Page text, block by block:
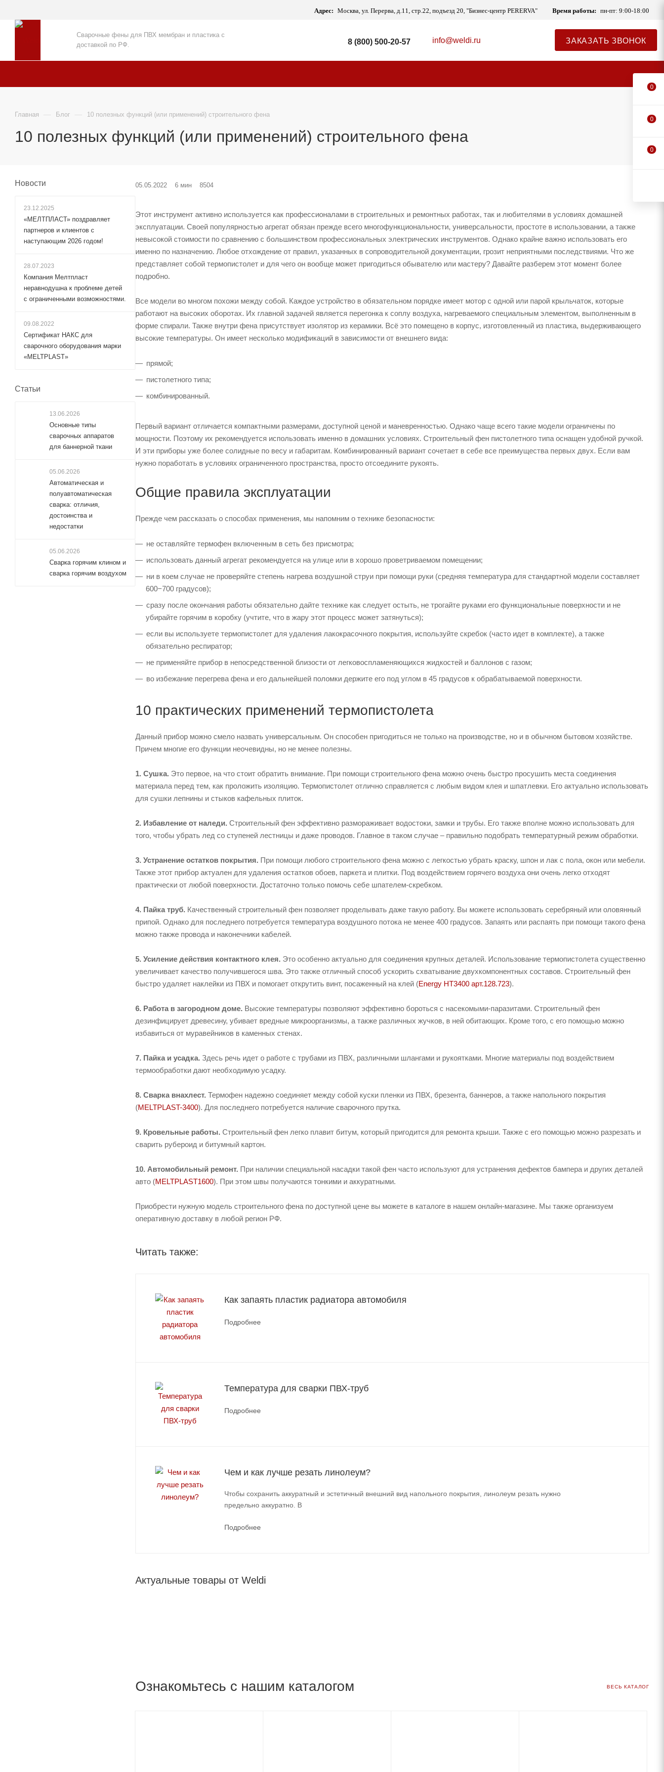
Время работы: пн-пт: 9:00-18:00
Адрес: Москва, ул. Перерва, д.11, стр.22, подъезд 20, "Бизнес-центр PERERVA"
Сварочные фены для ПВХ мембран и пластика с
доставкой по РФ.
ЗАКАЗАТЬ ЗВОНОК
8 (800) 500-20-57 info@weldi.ru
Главная — Блог — 10 полезных функций (или применений) строительного фена
10 полезных функций (или применений) строительного фена
05.05.2022 6 мин 8504
Этот инструмент активно используется как профессионалами в строительных и ремонтных работах, так и любителями в условиях домашней
эксплуатации. Своей популярностью агрегат обязан прежде всего многофункциональности, универсальности, простоте в использовании, а также
невысокой стоимости по сравнению с большинством профессиональных электрических инструментов. Однако крайне важно использовать его
именно по назначению. Любое отхождение от правил, указанных в сопроводительной документации, грозит неприятными последствиями. Что же
представляет собой термопистолет и для чего он вообще может пригодиться обывателю или мастеру? Давайте разберем этот момент более
подробно.
Все модели во многом похожи между собой. Каждое устройство в обязательном порядке имеет мотор с одной или парой крыльчаток, которые
работают на высоких оборотах. Их главной задачей является перегонка к соплу воздуха, нагреваемого специальным элементом, выполненным в
форме спирали. Также внутри фена присутствует изолятор из керамики. Всё это помещено в корпус, изготовленный из пластика, выдерживающего
высокие температуры. Он имеет несколько модификаций в зависимости от внешнего вида:
прямой;
пистолетного типа;
комбинированный.
Первый вариант отличается компактными размерами, доступной ценой и маневренностью. Однако чаще всего такие модели ограничены по
мощности. Поэтому их рекомендуется использовать именно в домашних условиях. Строительный фен пистолетного типа оснащен удобной ручкой.
И эти приборы уже более солидные по весу и габаритам. Комбинированный вариант сочетает в себе все преимущества первых двух. Если вам
нужно поработать в условиях ограниченного пространства, просто отсоедините рукоять.
Общие правила эксплуатации
Прежде чем рассказать о способах применения, мы напомним о технике безопасности:
не оставляйте термофен включенным в сеть без присмотра;
использовать данный агрегат рекомендуется на улице или в хорошо проветриваемом помещении;
ни в коем случае не проверяйте степень нагрева воздушной струи при помощи руки (средняя температура для стандартной модели составляет
600−700 градусов);
сразу после окончания работы обязательно дайте технике как следует остыть, не трогайте руками его функциональные поверхности и не
убирайте горячим в коробку (учтите, что в жару этот процесс может затянуться);
если вы используете термопистолет для удаления лакокрасочного покрытия, используйте скребок (часто идет в комплекте), а также
обязательно респиратор;
не применяйте прибор в непосредственной близости от легковоспламеняющихся жидкостей и баллонов с газом;
во избежание перегрева фена и его дальнейшей поломки держите его под углом в 45 градусов к обрабатываемой поверхности.
10 практических применений термопистолета
Данный прибор можно смело назвать универсальным. Он способен пригодиться не только на производстве, но и в обычном бытовом хозяйстве.
Причем многие его функции неочевидны, но не менее полезны.
1. Сушка. Это первое, на что стоит обратить внимание. При помощи строительного фена можно очень быстро просушить места соединения
материала перед тем, как проложить изоляцию. Термопистолет отлично справляется с любым видом клея и шпатлевки. Его актуально использовать
для сушки лепнины и стыков кафельных плиток.
2. Избавление от наледи. Строительный фен эффективно размораживает водостоки, замки и трубы. Его также вполне можно использовать для
того, чтобы убрать лед со ступеней лестницы и даже проводов. Главное в таком случае – правильно подобрать температурный режим обработки.
3. Устранение остатков покрытия. При помощи любого строительного фена можно с легкостью убрать краску, шпон и лак с пола, окон или мебели.
Также этот прибор актуален для удаления остатков обоев, паркета и плитки. Под воздействием горячего воздуха они очень легко отходят
практически от любой поверхности. Достаточно только помочь себе шпателем-скребком.
4. Пайка труб. Качественный строительный фен позволяет проделывать даже такую работу. Вы можете использовать серебряный или оловянный
припой. Однако для последнего потребуется температура воздушного потока не менее 400 градусов. Запаять или распаять при помощи такого фена
можно также провода и наконечники кабелей.
5. Усиление действия контактного клея. Это особенно актуально для соединения крупных деталей. Использование термопистолета существенно
увеличивает качество получившегося шва. Это также отличный способ ускорить схватывание двухкомпонентных составов. Строительный фен
быстро удаляет наклейки из ПВХ и помогает открутить винт, посаженный на клей (Energy HT3400 арт.128.723).
6. Работа в загородном доме. Высокие температуры позволяют эффективно бороться с насекомыми-паразитами. Строительный фен
дезинфицирует древесину, убивает вредные микроорганизмы, а также различных жучков, в ней обитающих. Кроме того, с его помощью можно
избавиться от муравейников в каменных стенах.
7. Пайка и усадка. Здесь речь идет о работе с трубами из ПВХ, различными шлангами и рукоятками. Многие материалы под воздействием
термообработки дают необходимую усадку.
8. Сварка внахлест. Термофен надежно соединяет между собой куски пленки из ПВХ, брезента, баннеров, а также напольного покрытия
(MELTPLAST-3400). Для последнего потребуется наличие сварочного прутка.
9. Кровельные работы. Строительный фен легко плавит битум, который пригодится для ремонта крыши. Также с его помощью можно разрезать и
сварить рубероид и битумный картон.
10. Автомобильный ремонт. При наличии специальной насадки такой фен часто используют для устранения дефектов бампера и других деталей
авто (MELTPLAST1600). При этом швы получаются тонкими и аккуратными.
Приобрести нужную модель строительного фена по доступной цене вы можете в каталоге в нашем онлайн-магазине. Мы также организуем
оперативную доставку в любой регион РФ.
Читать также:
Как запаять пластик радиатора автомобиля
Подробнее
Температура для сварки ПВХ-труб
Подробнее
Чем и как лучше резать линолеум?
Чтобы сохранить аккуратный и эстетичный внешний вид напольного покрытия, линолеум резать нужно
предельно аккуратно. В
Подробнее
Актуальные товары от Weldi
Ознакомьтесь с нашим каталогом ВЕСЬ КАТАЛОГ
Новости
23.12.2025
«МЕЛТПЛАСТ» поздравляет
партнеров и клиентов с
наступающим 2026 годом!
28.07.2023
Компания Мелтпласт
неравнодушна к проблеме детей
с ограниченными возможностями.
09.08.2022
Сертификат НАКС для
сварочного оборудования марки
«MELTPLAST»
Статьи
13.06.2026
Основные типы
сварочных аппаратов
для баннерной ткани
05.06.2026
Автоматическая и
полуавтоматическая
сварка: отличия,
достоинства и
недостатки
05.06.2026
Сварка горячим клином и
сварка горячим воздухом
0
0
0